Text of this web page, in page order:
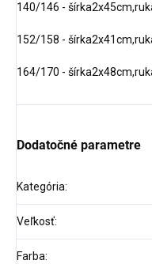
140/146 -
152/158 -
164/170 -
Dodatočné parametre
Kategória:
Veľkosť:
Farba: